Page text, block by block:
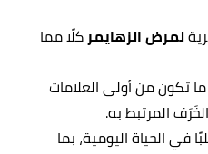
لمرض الزهايمركلًا مما
ما تكون من أولى العلامات
المرتبط به.
في الحياة اليومية، بما